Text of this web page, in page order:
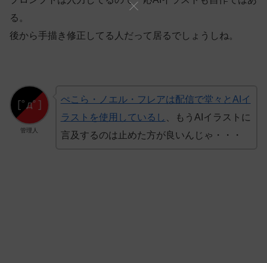
る。
後から手描き修正してる人だって居るでしょうしね。
管理人
ぺこら・ノエル・フレアは配信で堂々とAIイ
ラストを使用しているし
、もうAIイラストに
言及するのは止めた方が良いんじゃ・・・